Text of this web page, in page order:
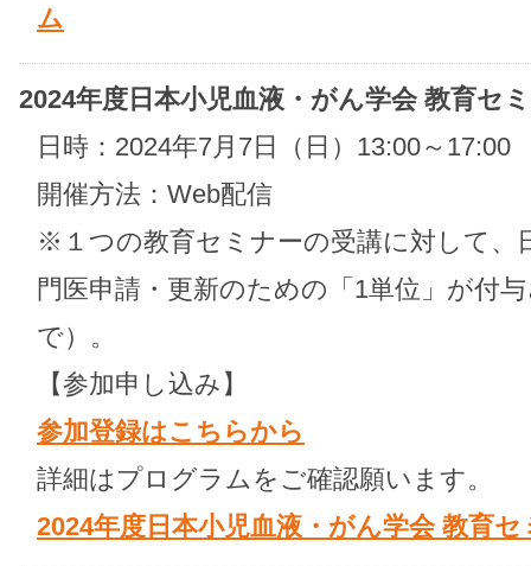
ム
2024年度日本小児血液・がん学会 教育セ
日時：2024年7月7日（日）13:00～17:00
開催方法：Web配信
※１つの教育セミナーの受講に対して、
門医申請・更新のための「1単位」が付
で）。
【参加申し込み】
参加登録はこちらから
詳細はプログラムをご確認願います。
2024年度日本小児血液・がん学会 教育